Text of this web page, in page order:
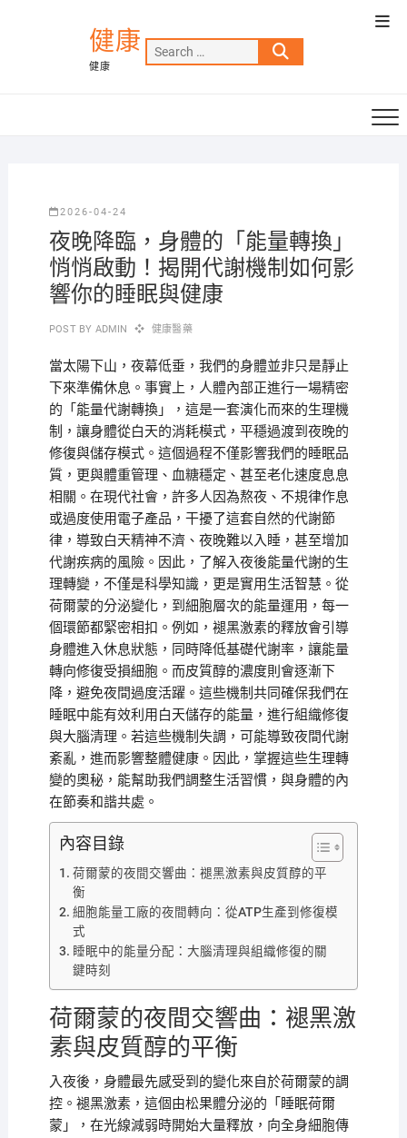
健康
健康
Search
…
2026-04-24
夜晚降臨，身體的「能量轉換」
悄悄啟動！揭開代謝機制如何影
響你的睡眠與健康
POST BY ADMIN 健康醫藥
當太陽下山，夜幕低垂，我們的身體並非只是靜止
下來準備休息。事實上，人體內部正進行一場精密
的「能量代謝轉換」，這是一套演化而來的生理機
制，讓身體從白天的消耗模式，平穩過渡到夜晚的
修復與儲存模式。這個過程不僅影響我們的睡眠品
質，更與體重管理、血糖穩定、甚至老化速度息息
相關。在現代社會，許多人因為熬夜、不規律作息
或過度使用電子產品，干擾了這套自然的代謝節
律，導致白天精神不濟、夜晚難以入睡，甚至增加
代謝疾病的風險。因此，了解入夜後能量代謝的生
理轉變，不僅是科學知識，更是實用生活智慧。從
荷爾蒙的分泌變化，到細胞層次的能量運用，每一
個環節都緊密相扣。例如，褪黑激素的釋放會引導
身體進入休息狀態，同時降低基礎代謝率，讓能量
轉向修復受損細胞。而皮質醇的濃度則會逐漸下
降，避免夜間過度活躍。這些機制共同確保我們在
睡眠中能有效利用白天儲存的能量，進行組織修復
與大腦清理。若這些機制失調，可能導致夜間代謝
紊亂，進而影響整體健康。因此，掌握這些生理轉
變的奧秘，能幫助我們調整生活習慣，與身體的內
在節奏和諧共處。
內容目錄
荷爾蒙的夜間交響曲：褪黑激素與皮質醇的平
衡
細胞能量工廠的夜間轉向：從ATP生產到修復模
式
睡眠中的能量分配：大腦清理與組織修復的關
鍵時刻
荷爾蒙的夜間交響曲：褪黑激
素與皮質醇的平衡
入夜後，身體最先感受到的變化來自於荷爾蒙的調
控。褪黑激素，這個由松果體分泌的「睡眠荷爾
蒙」，在光線減弱時開始大量釋放，向全身細胞傳